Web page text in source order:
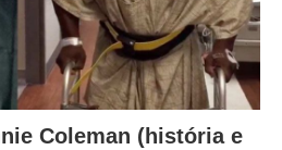
Coleman (história e